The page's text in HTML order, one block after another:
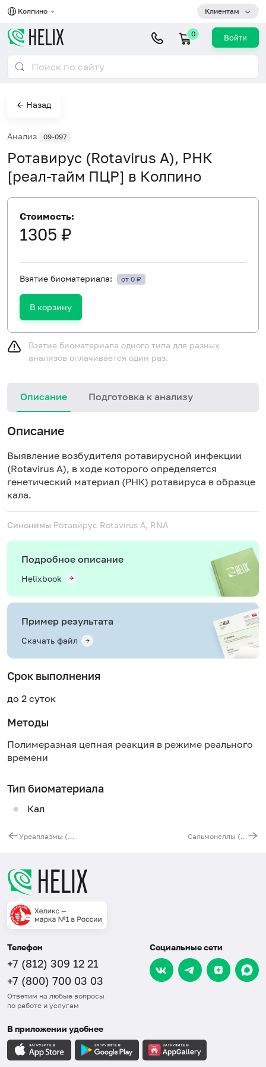
Колпино Клиентам
0 Войти
← Назад
Анализ 09-097
Ротавирус (Rotavirus A), РНК
[реал-тайм ПЦР] в Колпино
Стоимость:
1305 ₽
Взятие биоматериала: от 0 ₽
В корзину
Взятие биоматериала одного типа для разных
анализов оплачивается один раз.
Описание Подготовка к анализу
Описание
Выявление возбудителя ротавирусной инфекции
(Rotavirus A), в ходе которого определяется
генетический материал (РНК) ротавируса в образце
кала.
Синонимы Ротавирус Rotavirus A, RNA
Подробное описание
Helixbook
Пример результата
Скачать файл
Срок выполнения
до 2 суток
Методы
Полимеразная цепная реакция в режиме реального
времени
Тип биоматериала
Кал
Уреаплазмы (Ureaplasma spp.), ДНК [реал-тайм ПЦР] Сальмонеллы (Salmonella spp.), ДНК [реал-тайм ПЦР]
Телефон
+7 (812) 309 12 21
+7 (800) 700 03 03
Ответим на любые вопросы
по работе и услугам
Социальные сети
В приложении удобнее